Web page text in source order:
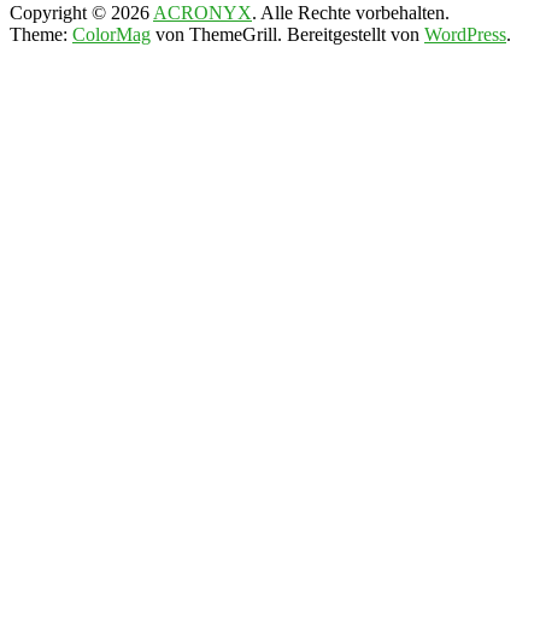
Copyright © 2026 ACRONYX. Alle Rechte vorbehalten.
Theme: ColorMag von ThemeGrill. Bereitgestellt von WordPress.